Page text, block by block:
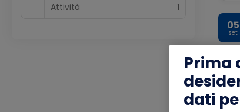
05
set
Attività 1
Prima
dati